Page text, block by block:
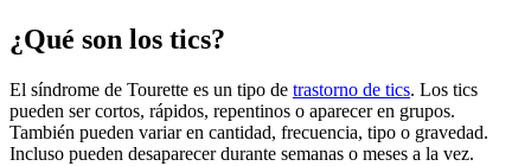
¿Qué son los tics?
El síndrome de Tourette es un tipo de trastorno de tics. Los tics
pueden ser cortos, rápidos, repentinos o aparecer en grupos.
También pueden variar en cantidad, frecuencia, tipo o gravedad.
Incluso pueden desaparecer durante semanas o meses a la vez.